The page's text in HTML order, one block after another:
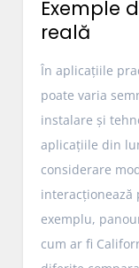
Exemple
reală
În aplicațiile
poate varia
instalare și
aplicațiile din
considerare
interacționează
exemplu,
cum ar fi